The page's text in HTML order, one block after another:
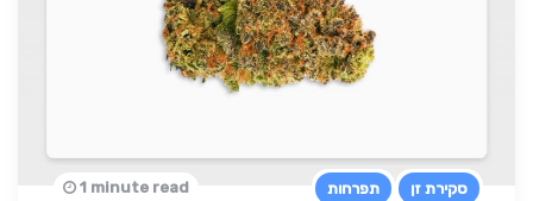
סקירת זן תפרחות 1 minute read